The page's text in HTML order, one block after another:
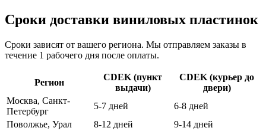
Сроки доставки виниловых пластинок
Сроки зависят от вашего региона. Мы отправляем заказы в
течение 1 рабочего дня после оплаты.
Регион
CDEK (пункт
выдачи)
CDEK (курьер до
двери)
Москва, Санкт-
Петербург
5-7 дней
6-8 дней
Поволжье, Урал
8-12 дней
9-14 дней